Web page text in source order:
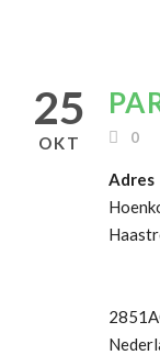
25
OKT 0
Adres